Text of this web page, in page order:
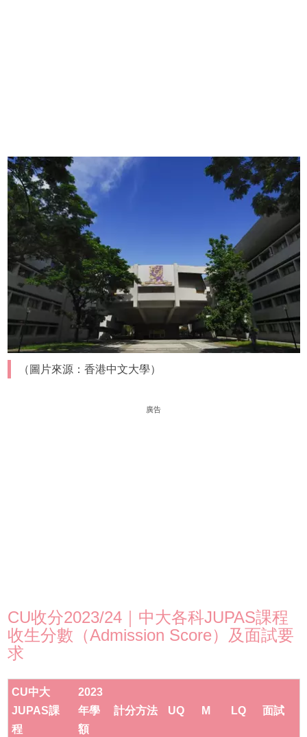
（圖片來源：香港中文大學）
廣告
CU收分2023/24｜中大各科JUPAS課程
收生分數（Admission Score）及面試要
求
CU中大
JUPAS課
程
2023
年學
額
計分方法 UQ M LQ 面試